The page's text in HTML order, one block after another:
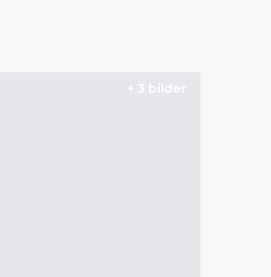
+ 3 bilder